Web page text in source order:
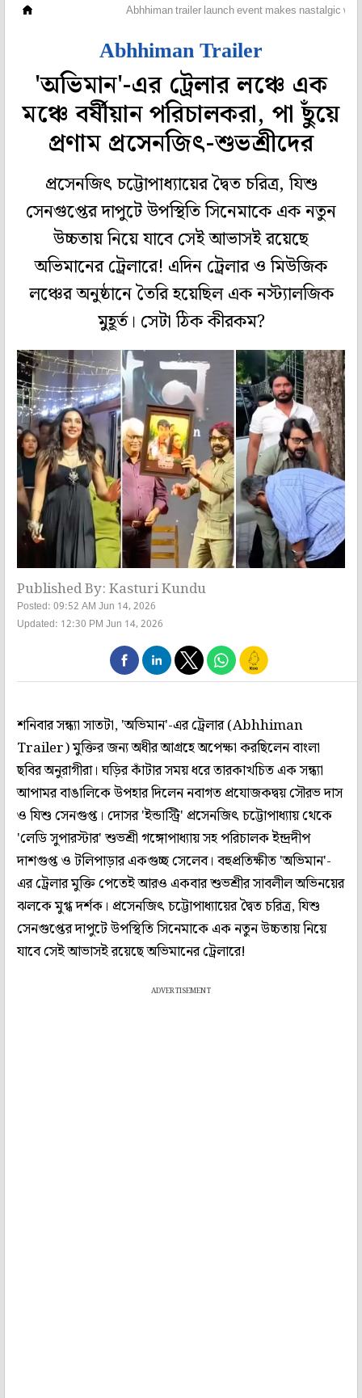
Abhhiman trailer launch event makes nastalgic
Abhhiman Trailer
'অভিমান'-এর ট্রেলার লঞ্চে এক
মঞ্চে বর্ষীয়ান পরিচালকরা, পা ছুঁয়ে
প্রণাম প্রসেনজিৎ-শুভশ্রীদের
প্রসেনজিৎ চট্টোপাধ্যায়ের দ্বৈত চরিত্র, যিশু
সেনগুপ্তের দাপুটে উপস্থিতি সিনেমাকে এক নতুন
উচ্চতায় নিয়ে যাবে সেই আভাসই রয়েছে
অভিমানের ট্রেলারে! এদিন ট্রেলার ও মিউজিক
লঞ্চের অনুষ্ঠানে তৈরি হয়েছিল এক নস্ট্যালজিক
মুহূর্ত। সেটা ঠিক কীরকম?
Published By: Kasturi Kundu
Posted: 09:52 AM Jun 14, 2026
Updated: 12:30 PM Jun 14, 2026
শনিবার সন্ধ্যা সাতটা, 'অভিমান'-এর ট্রেলার (Abhhiman
Trailer) মুক্তির জন্য অধীর আগ্রহে অপেক্ষা করছিলেন বাংলা
ছবির অনুরাগীরা। ঘড়ির কাঁটার সময় ধরে তারকাখচিত এক সন্ধ্যা
আপামর বাঙালিকে উপহার দিলেন নবাগত প্রযোজকদ্বয় সৌরভ দাস
ও যিশু সেনগুপ্ত। দোসর 'ইন্ডাস্ট্রি' প্রসেনজিৎ চট্টোপাধ্যায় থেকে
'লেডি সুপারস্টার' শুভশ্রী গঙ্গোপাধ্যায় সহ পরিচালক ইন্দ্রদীপ
দাশগুপ্ত ও টলিপাড়ার একগুচ্ছ সেলেব। বহুপ্রতিক্ষীত 'অভিমান'-
এর ট্রেলার মুক্তি পেতেই আরও একবার শুভশ্রীর সাবলীল অভিনয়ের
ঝলকে মুগ্ধ দর্শক। প্রসেনজিৎ চট্টোপাধ্যায়ের দ্বৈত চরিত্র, যিশু
সেনগুপ্তের দাপুটে উপস্থিতি সিনেমাকে এক নতুন উচ্চতায় নিয়ে
যাবে সেই আভাসই রয়েছে অভিমানের ট্রেলারে!
ADVERTISEMENT